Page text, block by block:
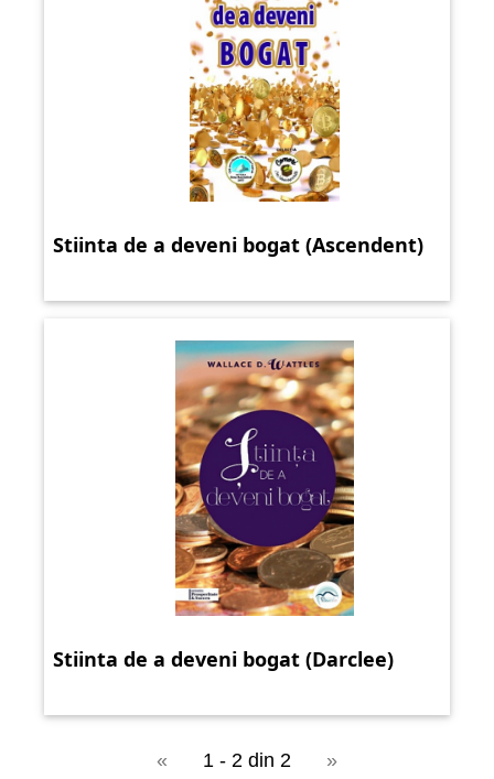
Stiinta de a deveni bogat (Ascendent)
Stiinta de a deveni bogat (Darclee)
« 1 - 2 din 2 »